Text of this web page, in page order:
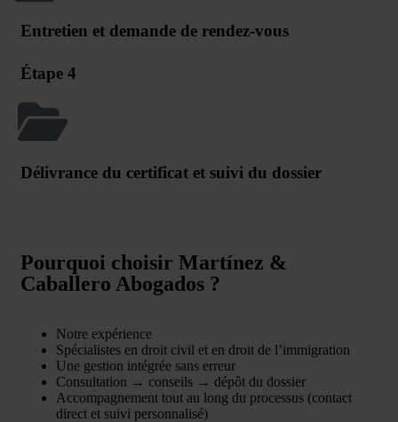
Entretien et demande de rendez-vous
Étape 4
Délivrance du certificat et suivi du dossier
Pourquoi choisir Martínez &
Caballero Abogados ?
Notre expérience
Spécialistes en droit civil et en droit de l’immigration
Une gestion intégrée sans erreur
Consultation → conseils → dépôt du dossier
Accompagnement tout au long du processus (contact
direct et suivi personnalisé)